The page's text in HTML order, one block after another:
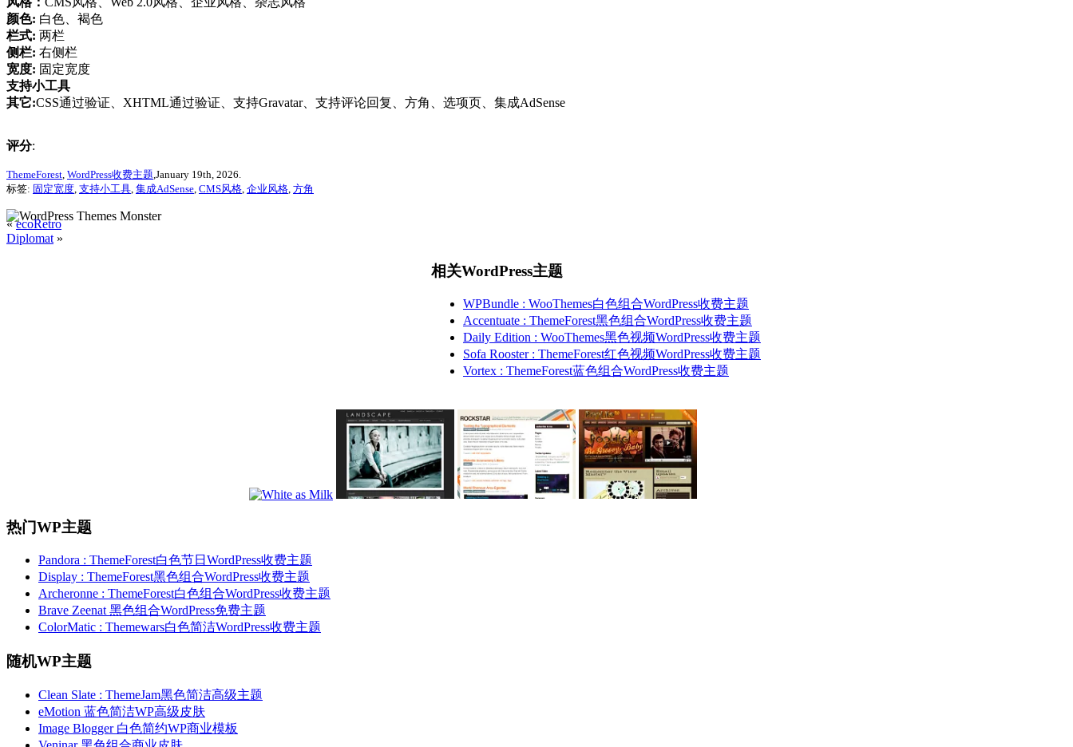
颜色: 白色、褐色
栏式: 两栏
侧栏: 右侧栏
宽度: 固定宽度
支持小工具
其它:CSS通过验证、XHTML通过验证、支持Gravatar、支持评论回复、方角、选项页、集成AdSense
评分:
ThemeForest WordPress收费主题 ,January 19th, 2026.
标签: 固定宽度 支持小工具 集成AdSense CMS风格 企业风格 方角
«ecoRetro
Diplomat »
相关WordPress主题
WPBundle : WooThemes白色组合WordPress收费主题
Accentuate : ThemeForest黑色组合WordPress收费主题
Daily Edition : WooThemes黑色视频WordPress收费主题
Sofa Rooster : ThemeForest红色视频WordPress收费主题
Vortex : ThemeForest蓝色组合WordPress收费主题
热门WP主题
Pandora : ThemeForest白色节日WordPress收费主题
Display : ThemeForest黑色组合WordPress收费主题
Archeronne : ThemeForest白色组合WordPress收费主题
Brave Zeenat 黑色组合WordPress免费主题
ColorMatic : Themewars白色简洁WordPress收费主题
随机WP主题
Clean Slate : ThemeJam黑色简洁高级主题
eMotion 蓝色简洁WP高级皮肤
Image Blogger 白色简约WP商业模板